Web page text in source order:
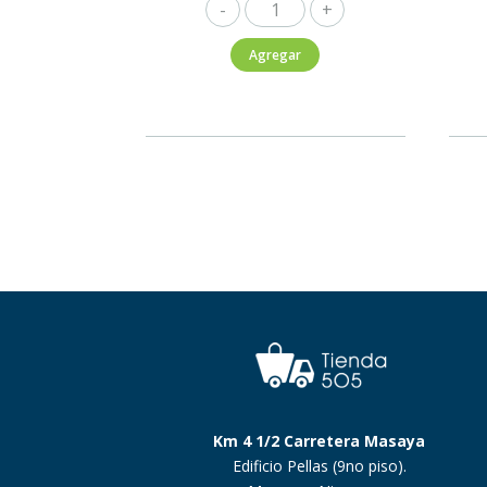
Wilton
750ml
cantidad
Agregar
Km 4 1/2 Carretera Masaya
Edificio Pellas (9no piso).